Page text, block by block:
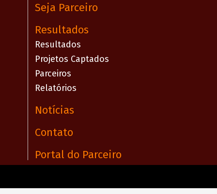
Seja Parceiro
Resultados
Resultados
Projetos Captados
Parceiros
Relatórios
Notícias
Contato
Portal do Parceiro